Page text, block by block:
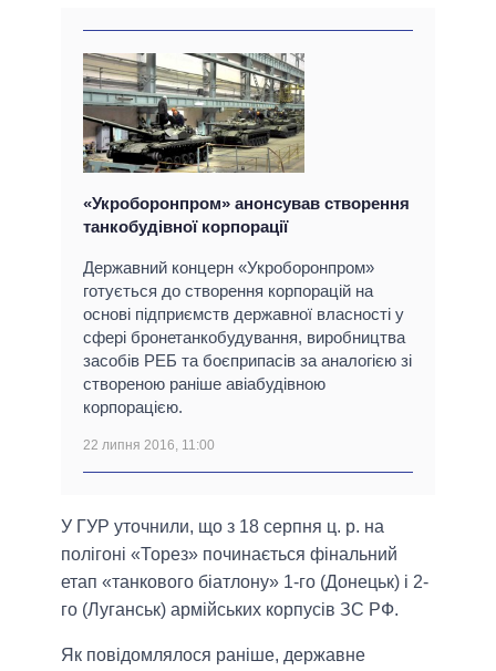
«Укроборонпром» анонсував створення
танкобудівної корпорації
Державний концерн «Укроборонпром»
готується до створення корпорацій на
основі підприємств державної власності у
сфері бронетанкобудування, виробництва
засобів РЕБ та боєприпасів за аналогією зі
створеною раніше авіабудівною
корпорацією.
22 липня 2016, 11:00
У ГУР уточнили, що з 18 серпня ц. р. на
полігоні «Торез» починається фінальний
етап «танкового біатлону» 1-го (Донецьк) і 2-
го (Луганськ) армійських корпусів ЗС РФ.
Як повідомлялося раніше, державне